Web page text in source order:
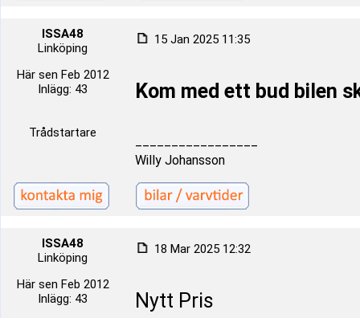
ISSA48
Linköping
Här sen Feb 2012
Inlägg: 43
Trådstartare
15 Jan 2025 11:35
Kom med ett bud bilen
Willy Johansson
ISSA48
Linköping
Här sen Feb 2012
Inlägg: 43
18 Mar 2025 12:32
Nytt Pris